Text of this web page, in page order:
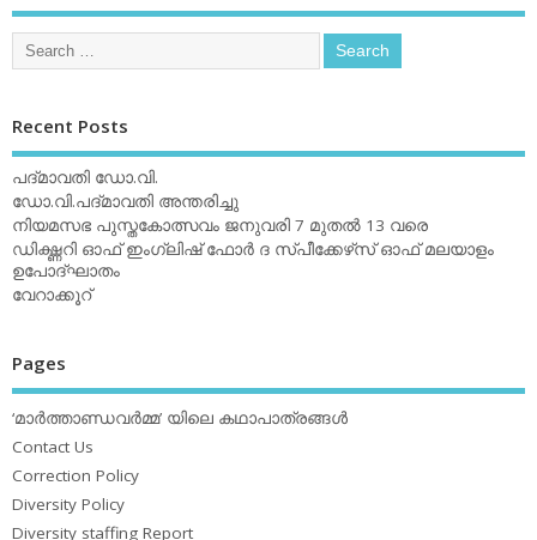
Recent Posts
പദ്മാവതി ഡോ.വി.
ഡോ.വി.പദ്മാവതി അന്തരിച്ചു
നിയമസഭ പുസ്തകോത്സവം ജനുവരി 7 മുതല്‍ 13 വരെ
ഡിക്ഷ്ണറി ഓഫ് ഇംഗ്ലിഷ് ഫോര്‍ ദ സ്പീക്കേഴ്‌സ് ഓഫ് മലയാളം
ഉപോദ്ഘാതം
വേറാക്കൂറ്
Pages
‘മാര്‍ത്താണ്ഡവര്‍മ്മ’ യിലെ കഥാപാത്രങ്ങള്‍
Contact Us
Correction Policy
Diversity Policy
Diversity staffing Report